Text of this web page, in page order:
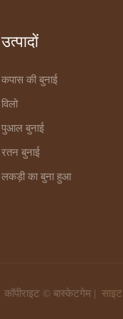
उत्पादों
कपास की बुनाई
विलो
पुआल बुनाई
रतन बुनाई
लकड़ी का बुना हुआ
कॉपीराइट © बास्केटगेम |